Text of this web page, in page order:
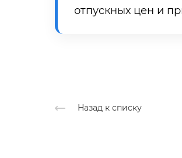
отпускных цен и
Назад к списку